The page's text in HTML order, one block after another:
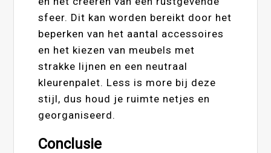
sfeer. Dit kan worden bereikt door het
beperken van het aantal accessoires
en het kiezen van meubels met
strakke lijnen en een neutraal
kleurenpalet. Less is more bij deze
stijl, dus houd je ruimte netjes en
georganiseerd.
Conclusie